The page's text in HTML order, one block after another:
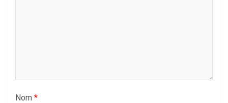
Nom *